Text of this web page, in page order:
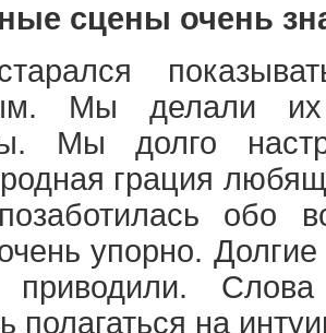
сцены очень
Мы делали
Мы долго
грация
обо
упорно.
полагаться на